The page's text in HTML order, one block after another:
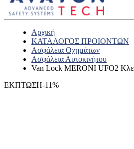
Αρχική
ΚΑΤΑΛΟΓΟΣ ΠΡΟΙΟΝΤΩΝ
Ασφάλεια Οχημάτων
Ασφάλεια Αυτοκινήτου
Van Lock MERONI UFO2
ΕΚΠΤΩΣΗ-11%